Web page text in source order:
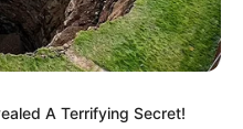
A Terrifying Secret!